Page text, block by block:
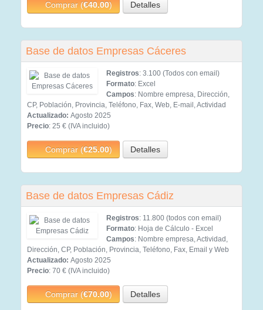
Comprar (€40.00) Detalles
Base de datos Empresas Cáceres
Registros: 3.100 (Todos con email)
Formato: Excel
Campos: Nombre empresa, Dirección,
CP, Población, Provincia, Teléfono, Fax, Web, E-mail, Actividad
Actualizado: Agosto 2025
Precio: 25 € (IVA incluido)
Comprar (€25.00) Detalles
Base de datos Empresas Cádiz
Registros: 11.800 (todos con email)
Formato: Hoja de Cálculo - Excel
Campos: Nombre empresa, Actividad,
Dirección, CP, Población, Provincia, Teléfono, Fax, Email y Web
Actualizado: Agosto 2025
Precio: 70 € (IVA incluido)
Comprar (€70.00) Detalles